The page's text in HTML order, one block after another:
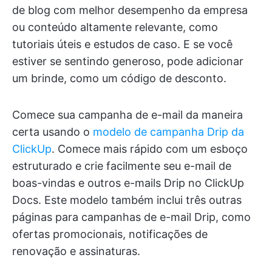
de blog com melhor desempenho da empresa
ou conteúdo altamente relevante, como
tutoriais úteis e estudos de caso. E se você
estiver se sentindo generoso, pode adicionar
um brinde, como um código de desconto.
Comece sua campanha de e-mail da maneira
certa usando o modelo de campanha Drip da
ClickUp. Comece mais rápido com um esboço
estruturado e crie facilmente seu e-mail de
boas-vindas e outros e-mails Drip no ClickUp
Docs. Este modelo também inclui três outras
páginas para campanhas de e-mail Drip, como
ofertas promocionais, notificações de
renovação e assinaturas.